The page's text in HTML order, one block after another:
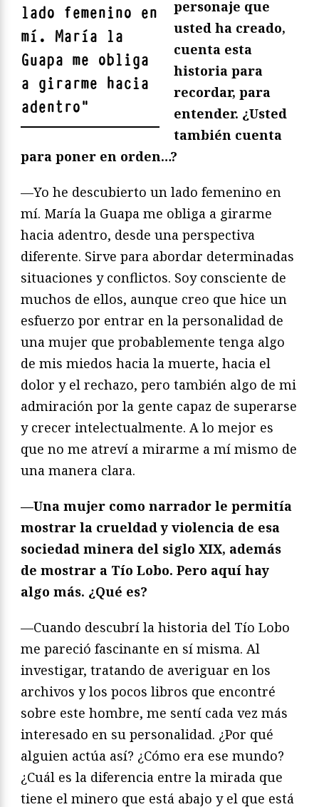
lado femenino en
mí. María la
Guapa me obliga
a girarme hacia
adentro"
personaje que
usted ha creado,
cuenta esta
historia para
recordar, para
entender. ¿Usted
también cuenta
para poner en orden…?
—Yo he descubierto un lado femenino en
mí. María la Guapa me obliga a girarme
hacia adentro, desde una perspectiva
diferente. Sirve para abordar determinadas
situaciones y conflictos. Soy consciente de
muchos de ellos, aunque creo que hice un
esfuerzo por entrar en la personalidad de
una mujer que probablemente tenga algo
de mis miedos hacia la muerte, hacia el
dolor y el rechazo, pero también algo de mi
admiración por la gente capaz de superarse
y crecer intelectualmente. A lo mejor es
que no me atreví a mirarme a mí mismo de
una manera clara.
—Una mujer como narrador le permitía
mostrar la crueldad y violencia de esa
sociedad minera del siglo XIX, además
de mostrar a Tío Lobo. Pero aquí hay
algo más. ¿Qué es?
—Cuando descubrí la historia del Tío Lobo
me pareció fascinante en sí misma. Al
investigar, tratando de averiguar en los
archivos y los pocos libros que encontré
sobre este hombre, me sentí cada vez más
interesado en su personalidad. ¿Por qué
alguien actúa así? ¿Cómo era ese mundo?
¿Cuál es la diferencia entre la mirada que
tiene el minero que está abajo y el que está